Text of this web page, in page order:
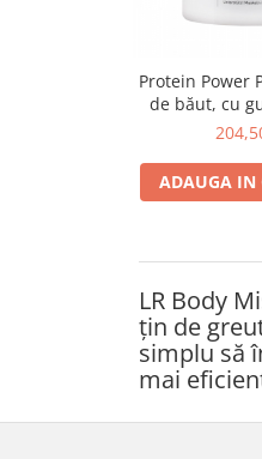
Protein Power
de băut, cu
ADAUGA IN
LR Body
țin de
simplu să
mai